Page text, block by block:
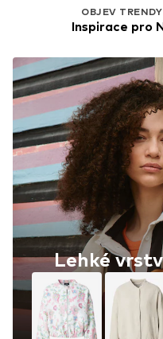
OBJEV
Inspirace pro
Lehké